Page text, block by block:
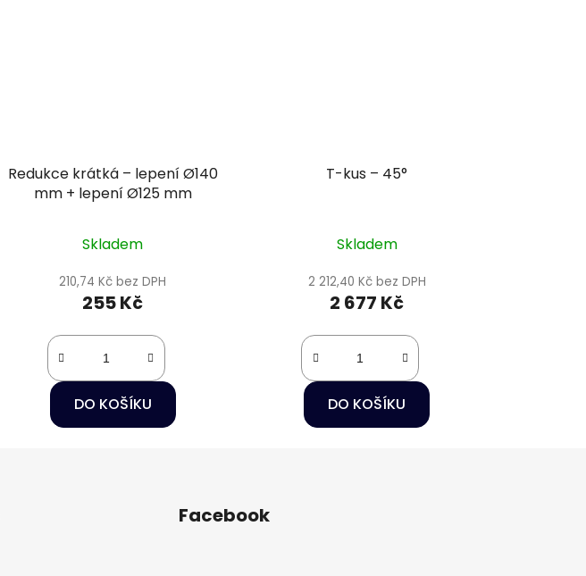
Redukce krátká – lepení Ø140
mm + lepení Ø125 mm
Skladem
210,74 Kč bez DPH
255 Kč
DO KOŠÍKU
T-kus – 45°
Skladem
2 212,40 Kč bez DPH
2 677 Kč
DO KOŠÍKU
Facebook